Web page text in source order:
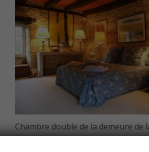
Chambre double de la demeure de